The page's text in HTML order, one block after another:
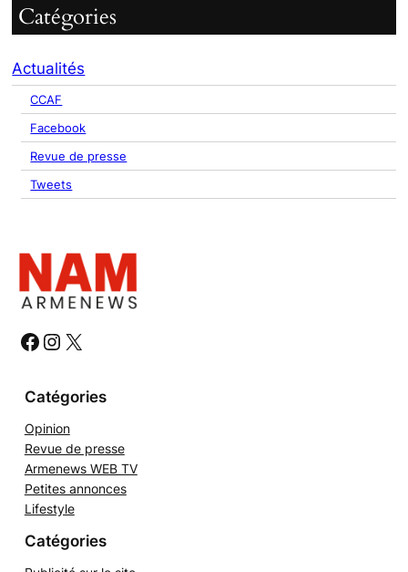
Catégories
Actualités
CCAF
Facebook
Revue de presse
Tweets
# # #
Catégories
Opinion
Revue de presse
Armenews WEB TV
Petites annonces
Lifestyle
Catégories